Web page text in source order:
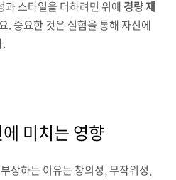
과 스타일을 더하려면 위에 경량 재
. 중요한 것은 실험을 통해 자신에
.
미치는 영향
상하는 이유는 창의성, 무작위성,